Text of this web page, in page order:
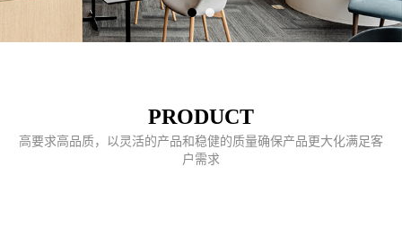
PRODUCT
高要求高品质，以灵活的产品和稳健的质量确保产品更大化满足客
户需求